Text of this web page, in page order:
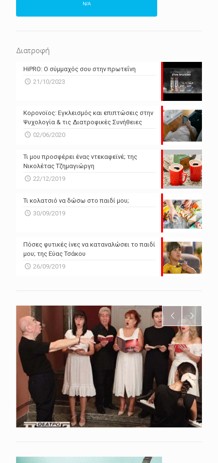
N/A
N/A
Powered by Forecast.io
Διατροφή
HiPRO: Ο σύμμαχός σου στην πρωτεΐνη
21/10/2023
Κορονοϊος: Εγκλεισμός και επιπτώσεις στην
Ψυχολογία & τις Διατροφικές Συνήθειες
02/06/2020
Τι μου προσφέρει ένας ντεκαφεϊνέ; της
Νικολέτας Τζημαγιώργη
22/12/2019
Τι κολατσιό να δώσω στο παιδί μου;
30/09/2019
Πόσες φυτικές ίνες να καταναλώσει το παιδί
μου; της Εύας Τσάκου
26/09/2019